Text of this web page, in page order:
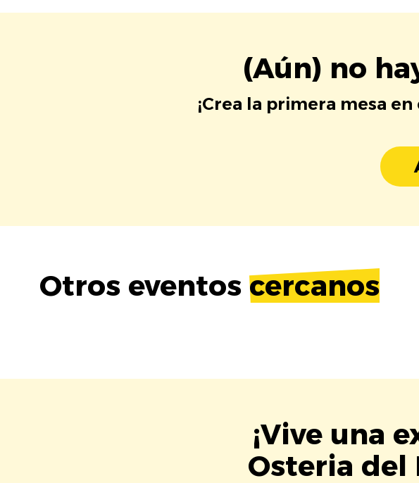
(Aún) no
¡Crea la primera mesa
Otros eventos cercanos
¡Vive una
Osteria del